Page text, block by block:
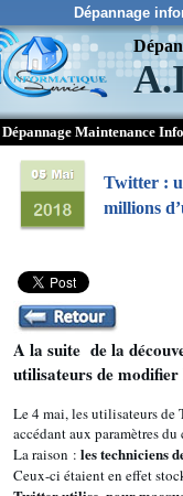
Dépannage
Dépannage Maintenance
Twitter :
millions
A la suite de la
utilisateurs de modifier
Le 4 mai, les utilisateurs de
accédant aux paramètres du
La raison : les techniciens
Ceux-ci étaient en effet